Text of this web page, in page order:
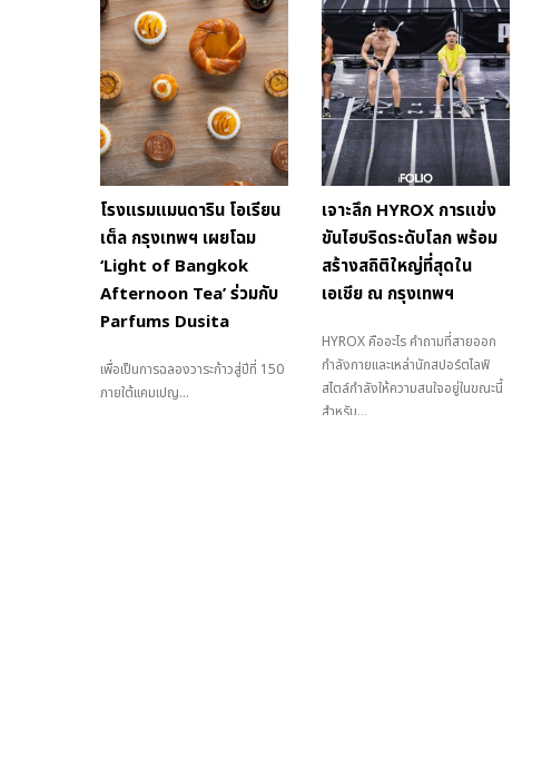
โรงแรมแมนดาริน โอเรียน
เต็ล กรุงเทพฯ เผยโฉม
‘Light of Bangkok
Afternoon Tea’ ร่วมกับ
Parfums Dusita
เพื่อเป็นการฉลองวาระก้าวสู่ปีที่ 150
ภายใต้แคมเปญ...
เจาะลึก HYROX การแข่ง
ขันไฮบริดระดับโลก พร้อม
สร้างสถิติใหญ่ที่สุดใน
เอเชีย ณ กรุงเทพฯ
HYROX คืออะไร คำถามที่สายออก
กำลังกายและเหล่านักสปอร์ตไลฟ์
สไตล์กำลังให้ความสนใจอยู่ในขณะนี้
สำหรับ...